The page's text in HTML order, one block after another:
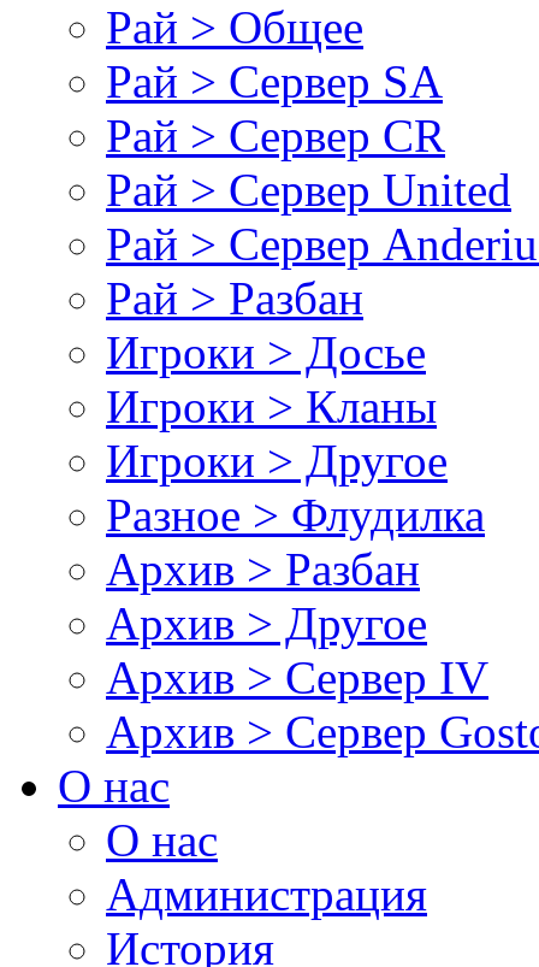
Рай > Общее
Рай > Сервер SA
Рай > Сервер CR
Рай > Сервер United
Рай > Сервер
Рай > Разбан
Игроки > Досье
Игроки > Кланы
Игроки > Другое
Разное > Флудилка
Архив > Разбан
Архив > Другое
Архив > Сервер IV
Архив > Сервер
О нас
О нас
Администрация
История